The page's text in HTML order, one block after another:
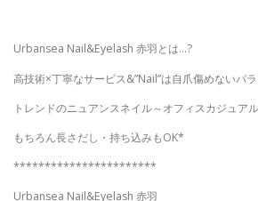
Urbansea Nail&Eyelash 赤羽とは…?
高技術×丁寧なサービス&”Nail”は自爪傷めないパ
トレンドのニュアンスネイル～オフィスカジュア
もちろん長さだし・持ち込みもOK*
***********************
Urbansea Nail&Eyelash 赤羽